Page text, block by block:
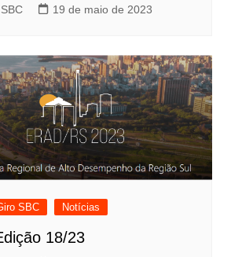
19 de maio de 2023
SBC Notícias
18/23